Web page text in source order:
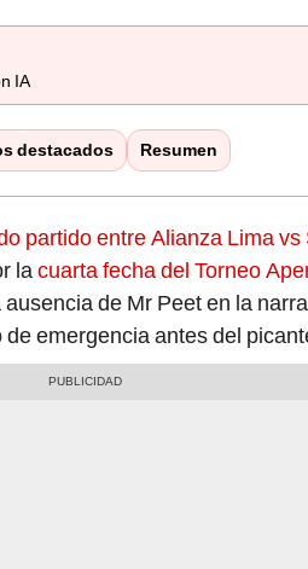
IA
destacados Resumen
partido entre Alianza Lima vs
lacuarta fecha del Torneo
de Mr Peet en la
emergencia antes del